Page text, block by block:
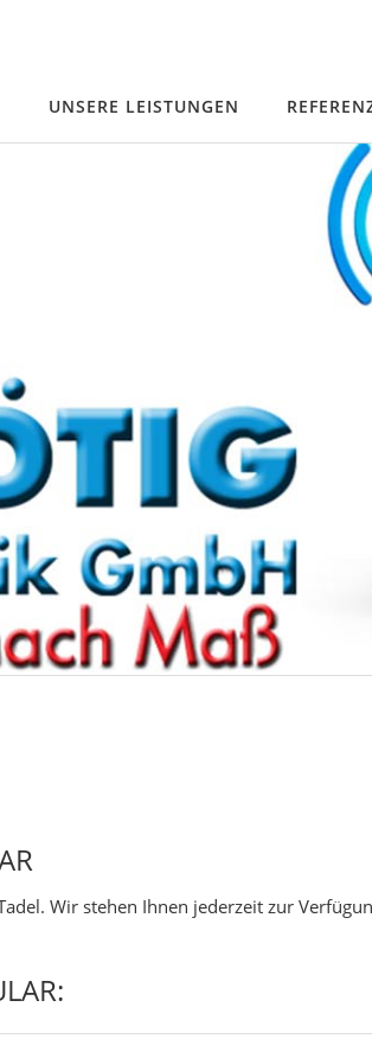
UNSERE LEISTUNGEN
Wir stehen Ihnen jederzeit zur